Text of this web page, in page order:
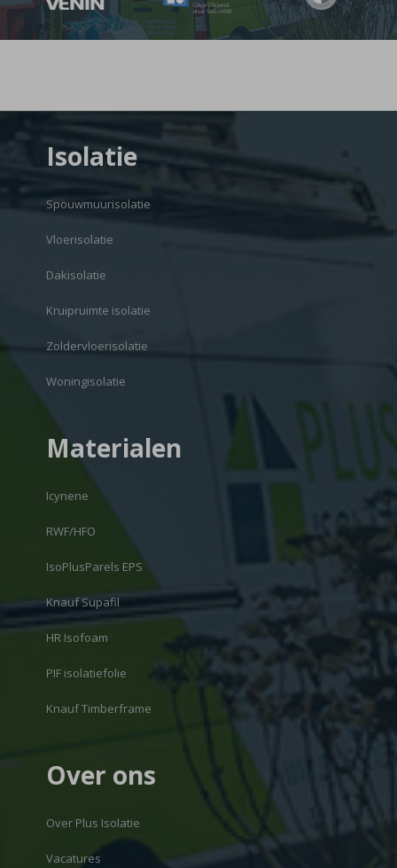
Isolatie
Spouwmuurisolatie
Vloerisolatie
Dakisolatie
Kruipruimte isolatie
Zoldervloerisolatie
Woningisolatie
Materialen
Icynene
RWF/HFO
IsoPlusParels EPS
Knauf Supafil
HR Isofoam
PIF isolatiefolie
Knauf Timberframe
Over ons
Over Plus Isolatie
Vacatures